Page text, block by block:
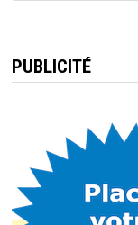
PUBLICITÉ